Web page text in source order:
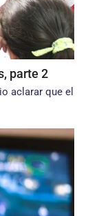
parte 2
aclarar que el